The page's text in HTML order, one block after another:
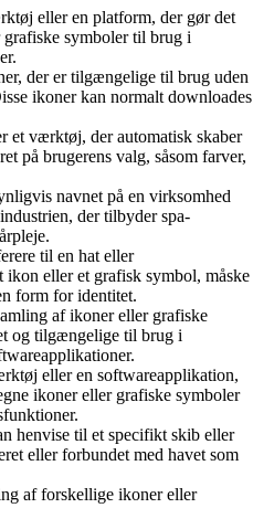
eller en platform, der gør det
symboler til brug i
der er tilgængelige til brug uden
ikoner kan normalt downloades
et værktøj, der automatisk skaber
på brugerens valg, såsom farver,
navnet på en virksomhed
der tilbyder spa-
til en hat eller
eller et grafisk symbol, måske
form for identitet.
af ikoner eller grafiske
og tilgængelige til brug i
eller en softwareapplikation,
ikoner eller grafiske symboler
henvise til et specifikt skib eller
eller forbundet med havet som
af forskellige ikoner eller